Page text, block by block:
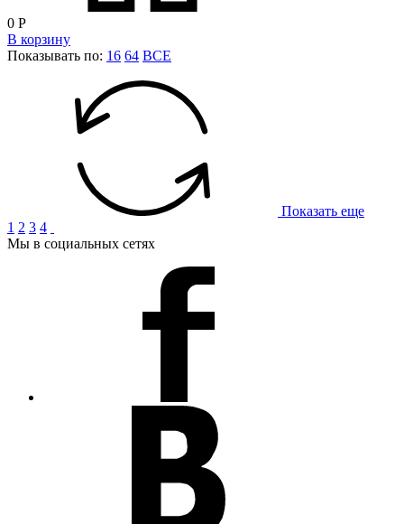
0 Р
В корзину
Показывать по: 16 64 ВСЕ
Показать еще
1 2 3 4
Мы в социальных сетях